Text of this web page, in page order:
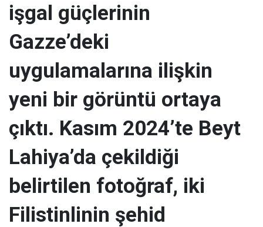
işgal güçlerinin
Gazze’deki
uygulamalarına ilişkin
yeni bir görüntü ortaya
çıktı. Kasım 2024’te Beyt
Lahiya’da çekildiği
belirtilen fotoğraf, iki
Filistinlinin şehid